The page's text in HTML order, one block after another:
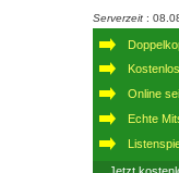
Serverzeit :
Online
Echte